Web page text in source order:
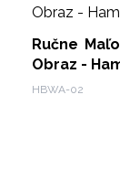
Ručne
Obraz -
HBWA-02